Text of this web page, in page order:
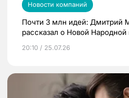
Новости компаний
Почти 3 млн идей: Дмитрий
рассказал о Новой
20:10 / 25.07.26